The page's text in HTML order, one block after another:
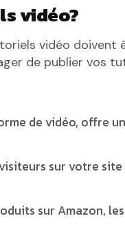
vidéo?
vidéo doivent
de publier vos
de vidéo, offre
sur votre
sur Amazon,